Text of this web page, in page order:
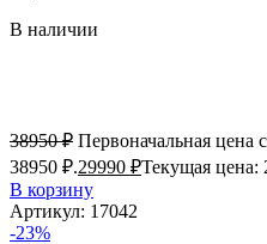
В наличии
38950₽ Первоначальная цена
38950 ₽.29990 ₽Текущая цена:
В корзину
Артикул: 17042
-23%